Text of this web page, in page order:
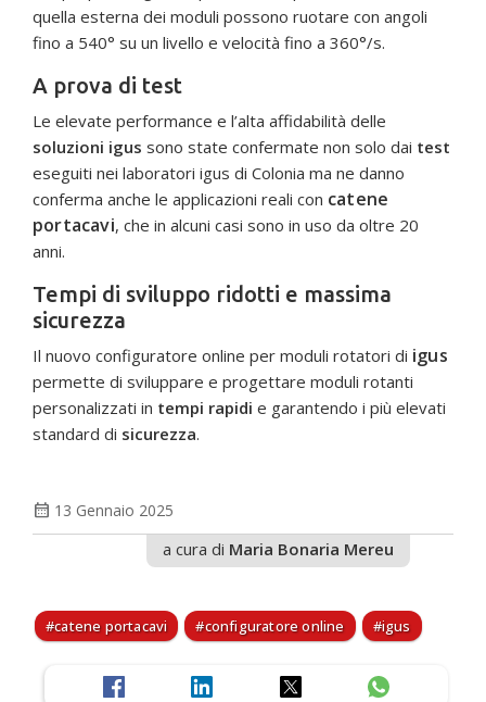
quella esterna dei moduli possono ruotare con angoli
fino a 540° su un livello e velocità fino a 360°/s.
A prova di test
Le elevate performance e l’alta affidabilità delle
soluzioni igus sono state confermate non solo dai test
eseguiti nei laboratori igus di Colonia ma ne danno
conferma anche le applicazioni reali con catene
portacavi, che in alcuni casi sono in uso da oltre 20
anni.
Tempi di sviluppo ridotti e massima
sicurezza
Il nuovo configuratore online per moduli rotatori di igus
permette di sviluppare e progettare moduli rotanti
personalizzati in tempi rapidi e garantendo i più elevati
standard di sicurezza.
calendar_month 13 Gennaio 2025
a cura di Maria Bonaria Mereu
catene portacavi configuratore online igus